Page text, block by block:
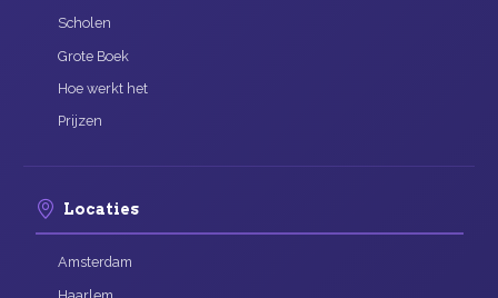
Scholen
Grote Boek
Hoe werkt het
Prijzen
Locaties
Amsterdam